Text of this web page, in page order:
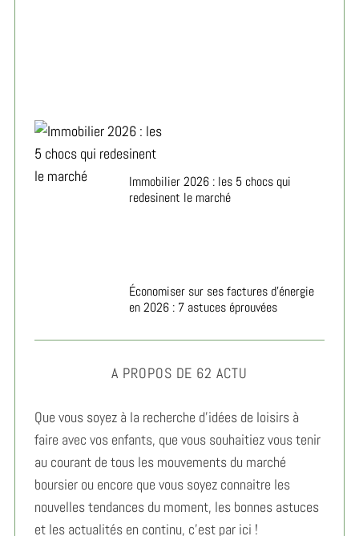
Immobilier 2026 : les 5 chocs qui
redesinent le marché
Économiser sur ses factures d’énergie
en 2026 : 7 astuces éprouvées
A PROPOS DE 62 ACTU
Que vous soyez à la recherche d’idées de loisirs à
faire avec vos enfants, que vous souhaitiez vous tenir
au courant de tous les mouvements du marché
boursier ou encore que vous soyez connaitre les
nouvelles tendances du moment, les bonnes astuces
et les actualités en continu, c’est par ici !